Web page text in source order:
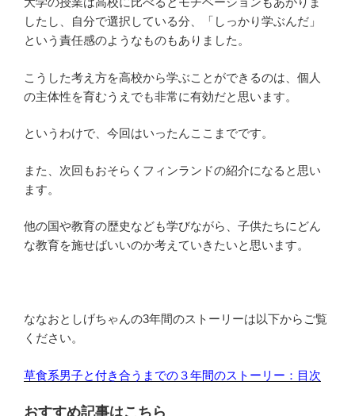
したし、自分で選択している分、「しっかり学ぶんだ」
という責任感のようなものもありました。
こうした考え方を高校から学ぶことができるのは、個人
の主体性を育むうえでも非常に有効だと思います。
というわけで、今回はいったんここまでです。
また、次回もおそらくフィンランドの紹介になると思い
ます。
他の国や教育の歴史なども学びながら、子供たちにどん
な教育を施せばいいのか考えていきたいと思います。
ななおとしげちゃんの3年間のストーリーは以下からご覧
ください。
草食系男子と付き合うまでの３年間のストーリー：目次
おすすめ記事はこちら